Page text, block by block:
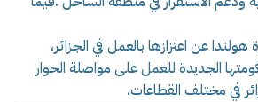
عن اعتزازها بالعمل في الجزائر،
الجديدة للعمل على مواصلة الحوار
في مختلف القطاعات.